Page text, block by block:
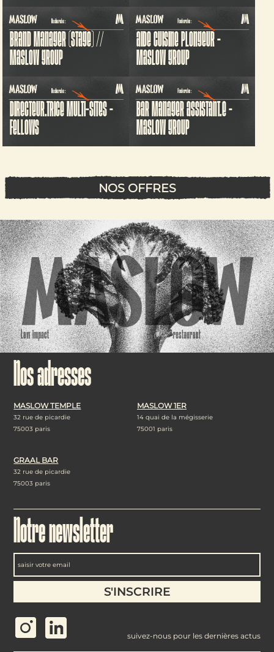
BRAND MANAGER (STAGE) //
MASLOW GROUP
AIDE CUISINE PLONGEUR -
MASLOW GROUP
DIRECTEUR.TRICE MULTI-SITES -
FELLOWS
BAR MANAGER ASSISTANT.E -
MASLOW GROUP
NOS OFFRES
Nos adresses
MASLOW TEMPLE
32 rue de picardie
75003 paris
MASLOW 1ER
14 quai de la mégisserie
75001 paris
GRAAL BAR
32 rue de picardie
75003 paris
Notre newsletter
suivez-nous pour les dernières actus